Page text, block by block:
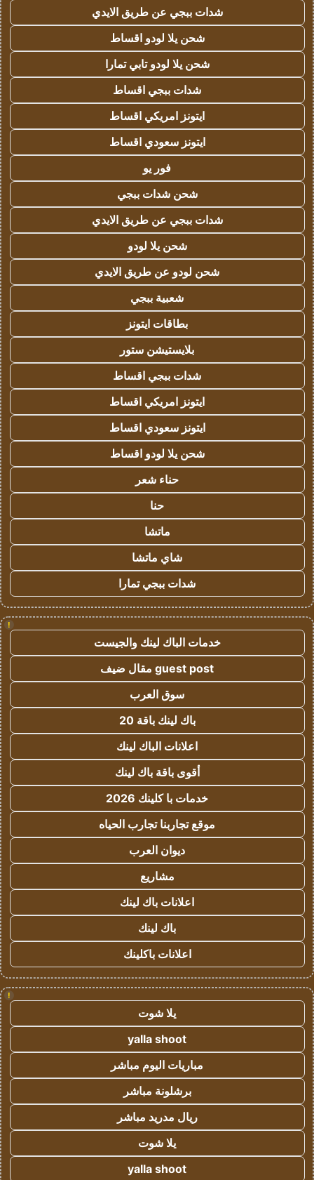
شدات ببجي عن طريق الايدي
شحن يلا لودو اقساط
شحن يلا لودو تابي تمارا
شدات ببجي اقساط
ايتونز امريكي اقساط
ايتونز سعودي اقساط
فور يو
شحن شدات ببجي
شدات ببجي عن طريق الايدي
شحن يلا لودو
شحن لودو عن طريق الايدي
شعبية ببجي
بطاقات ايتونز
بلايستيشن ستور
شدات ببجي اقساط
ايتونز امريكي اقساط
ايتونز سعودي اقساط
شحن يلا لودو اقساط
حناء شعر
حنا
ماتشا
شاي ماتشا
شدات ببجي تمارا
!
خدمات الباك لينك والجيست
guest post مقال ضيف
سوق العرب
باك لينك باقة 20
اعلانات الباك لينك
أقوى باقة باك لينك
خدمات با كلينك 2026
موقع تجاربنا تجارب الحياه
ديوان العرب
مشاريع
اعلانات باك لينك
باك لينك
اعلانات باكلينك
!
يلا شوت
yalla shoot
مباريات اليوم مباشر
برشلونة مباشر
ريال مدريد مباشر
يلا شوت
yalla shoot